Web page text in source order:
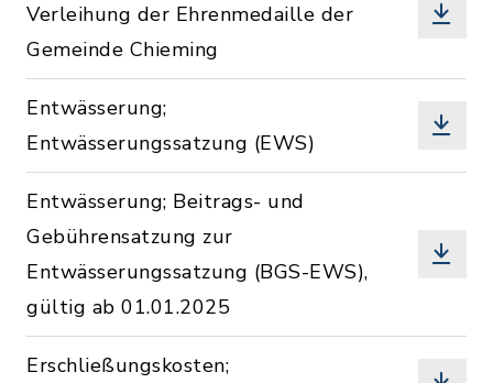
Verleihung der Ehrenmedaille der
Gemeinde Chieming
Entwässerung;
Entwässerungssatzung (EWS)
Entwässerung; Beitrags- und
Gebührensatzung zur
Entwässerungssatzung (BGS-EWS),
gültig ab 01.01.2025
Erschließungskosten;